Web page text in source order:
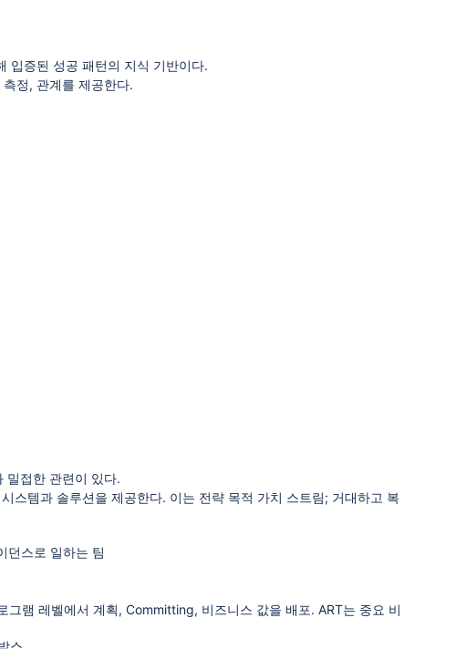
입증된 성공 패턴의 지식 기반이다.
정, 관계를 제공한다.
밀접한 관련이 있다.
스템과 솔루션을 제공한다. 이는 전략 목적 가치 스트림; 거대하고 복
던스로 일하는 팀
램 레벨에서 계획, Committing, 비즈니스 값을 배포. ART는 중요 비
스